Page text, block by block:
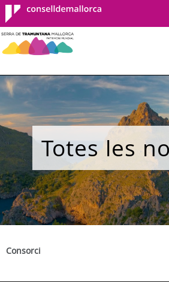
Consell de
Mallorca
Totes les
Consorci